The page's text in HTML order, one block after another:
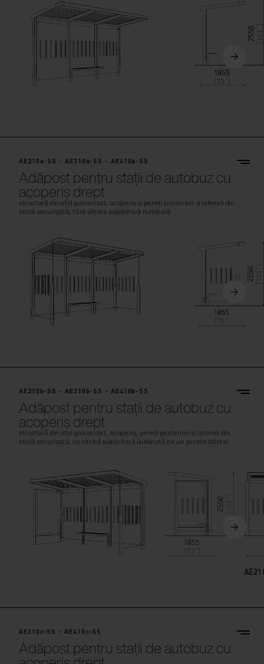
AE210a-SS - AE310a-SS - AE410a-SS
Adăpost pentru stații de autobuz cu
acoperiș drept
structură din oțel galvanizat, acoperiș și pereți posteriori și laterali din
sticlă securizată, fără vitrina publicitară iluminată
AE210b-SS - AE310b-SS - AE410b-SS
Adăpost pentru stații de autobuz cu
acoperiș drept
structură din oțel galvanizat, acoperiș, pereți posteriori și laterali din
sticlă securizată, cu vitrină publicitară iluminată pe un perete lateral
Adăpost pentru stații de autobuz cu
acoperiș drept